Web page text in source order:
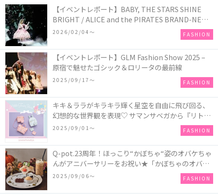
【イベントレポート】BABY, THE STARS SHINE
BRIGHT / ALICE and the PIRATES BRAND-NEW
COLLECTION in TOKYO
2026/02/04〜 FASHION
【イベントレポート】GLM Fashion Show 2025 –
原宿で魅せたゴシック＆ロリータの最前線
2025/09/17〜 FASHION
キキ＆ララがキラキラ輝く星空を自由に飛び回る、
幻想的な世界観を表現♡ サマンサベガから『リトル
ツインスターズ』50周年アニバーサリーイヤー』を
2025/09/01〜 FASHION
Q-pot.23周年！ほっこり“かぼちゃ“姿のオバケちゃ
んがアニバーサリーをお祝い★「かぼちゃのオバケ
ーキアクセサリー」が新発売！Q-pot CAFE.では
「かぼちゃのオバケーキプレート」も登場
2025/09/06〜 FASHION